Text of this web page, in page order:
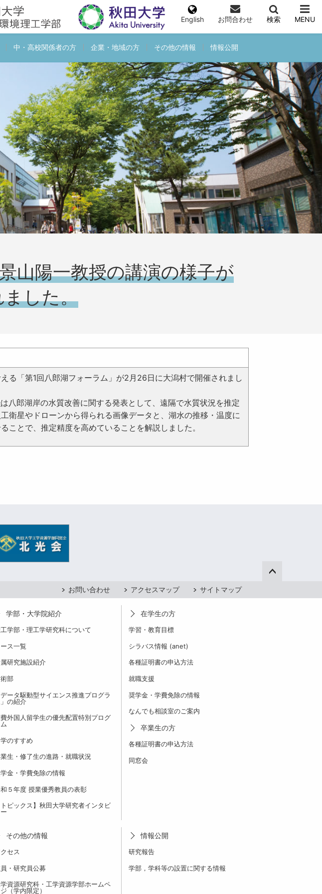
English お問合わせ 検索 MENU
中・高校関係者の方 企業・地域の方 その他の情報 情報公開
山陽一教授の講演の様子が
した。
る「第1回八郎湖フォーラム」が2月26日に大潟村で開催されまし
は八郎湖岸の水質改善に関する発表として、遠隔で水質状況を推定
衛星やドローンから得られる画像データと、湖水の推移・温度に
ことで、推定精度を高めていることを解説しました。
ページ上部
サイトマップ
アクセスマップ
お問い合わせ
学部・大学院紹介
学部・理工学研究科について
ス一覧
研究施設紹介
部
データ駆動型サイエンス推進プログラ
」の紹介
外国人留学生の優先配置特別プログ
のすすめ
生・修了生の進路・就職状況
金・学費免除の情報
５年度 授業優秀教員の表彰
トピックス】秋田大学研究者インタビ
在学生の方
学習・教育目標
シラバス情報 (anet)
各種証明書の申込方法
就職支援
奨学金・学費免除の情報
なんでも相談室のご案内
卒業生の方
各種証明書の申込方法
同窓会
その他の情報
セス
・研究員公募
資源研究科・工学資源学部ホームペ
（学内限定）
情報公開
研究報告
学部，学科等の設置に関する情報